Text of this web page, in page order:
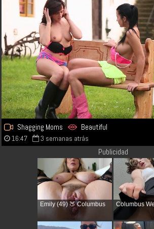
Shagging Moms Beautiful
16:47 3 semanas atrás
Publicidad
Emily (49) 🍑 Columbus Columbus